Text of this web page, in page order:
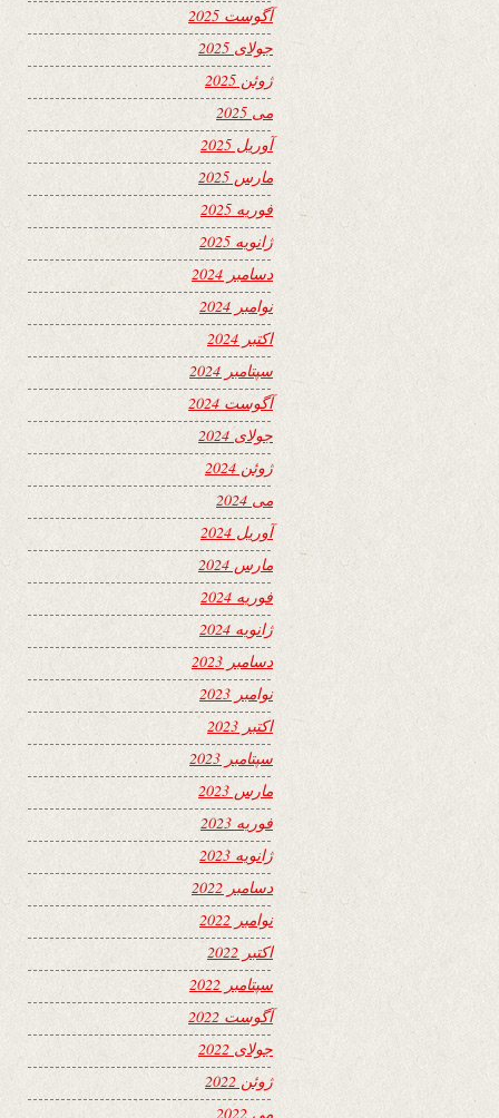
آگوست 2025
جولای 2025
ژوئن 2025
می 2025
آوریل 2025
مارس 2025
فوریه 2025
ژانویه 2025
دسامبر 2024
نوامبر 2024
اکتبر 2024
سپتامبر 2024
آگوست 2024
جولای 2024
ژوئن 2024
می 2024
آوریل 2024
مارس 2024
فوریه 2024
ژانویه 2024
دسامبر 2023
نوامبر 2023
اکتبر 2023
سپتامبر 2023
مارس 2023
فوریه 2023
ژانویه 2023
دسامبر 2022
نوامبر 2022
اکتبر 2022
سپتامبر 2022
آگوست 2022
جولای 2022
ژوئن 2022
می 2022